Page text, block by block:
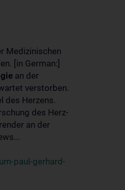
Medizinischen
[in German:]
an der
verstorben.
des Herzens.
des Herz-
an der
paul-gerhard-